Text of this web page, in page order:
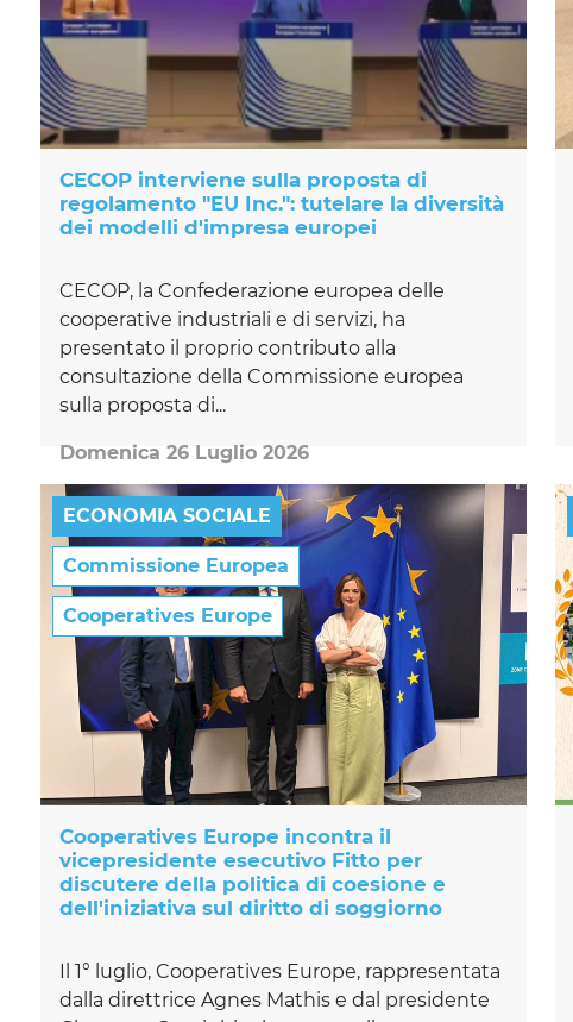
CECOP interviene sulla proposta di
regolamento "EU Inc.": tutelare la diversità
dei modelli d'impresa europei
CECOP, la Confederazione europea delle
cooperative industriali e di servizi, ha
presentato il proprio contributo alla
consultazione della Commissione europea
sulla proposta di...
Domenica 26 Luglio 2026
ECONOMIA SOCIALE
Commissione Europea
Cooperatives Europe
Cooperatives Europe incontra il
vicepresidente esecutivo Fitto per
discutere della politica di coesione e
dell'iniziativa sul diritto di soggiorno
Il 1° luglio, Cooperatives Europe, rappresentata
dalla direttrice Agnes Mathis e dal presidente